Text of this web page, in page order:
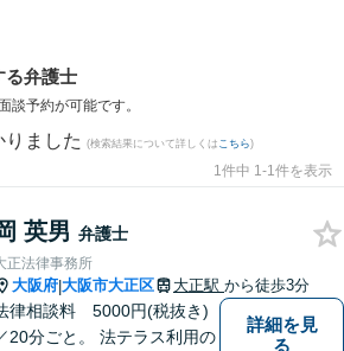
る弁護士
談予約が可能です。
りました (検索結果について詳しくは こちら)
1件中 1-1件を表示
英男 弁護士
正法律事務所
大阪府|大阪市大正区 大正駅 から徒歩3分
律相談料 5000円(税抜き)
20分ごと。 法テラス利用の
詳細を見
る